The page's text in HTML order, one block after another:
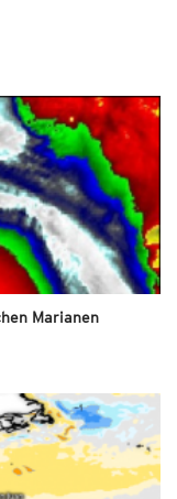
Marianen